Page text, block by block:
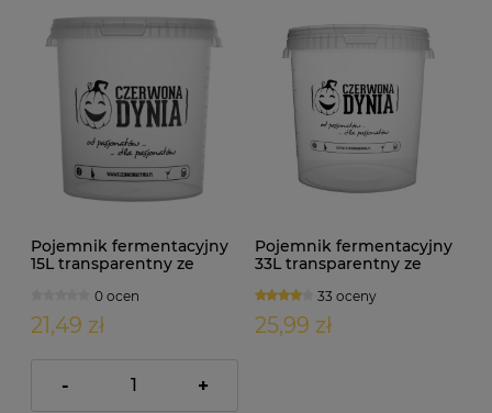
Pojemnik fermentacyjny
15L transparentny ze
0 ocen
21,49 zł
- +
Pojemnik fermentacyjny
33L transparentny ze
33 oceny
25,99 zł